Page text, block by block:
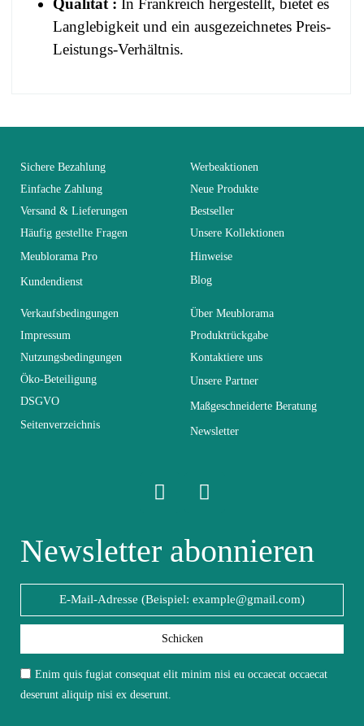
Langlebigkeit und ein ausgezeichnetes Preis-
Leistungs-Verhältnis.
Alter Erwachsener
Kollektion TRIGO
Farben Weiß
Lieferzeiten (Anz.
Tage)
7
Abmessungen 118x39x58
Elektrisch Nicht elektrisch
Vorstellungsgespräch
mit einem feuchten
Mikrofasertuch
Fest Nicht fixiert
You Must Login To Review
Sichere Bezahlung
Einfache Zahlung
Versand & Lieferungen
Häufig gestellte Fragen
Meublorama Pro
Kundendienst
Werbeaktionen
Neue Produkte
Bestseller
Unsere Kollektionen
Hinweise
Blog
Verkaufsbedingungen
Impressum
Nutzungsbedingungen
Öko-Beteiligung
DSGVO
Seitenverzeichnis
Über Meublorama
Produktrückgabe
Kontaktiere uns
Unsere Partner
Maßgeschneiderte Beratung
Newsletter
Newsletter abonnieren
Schicken
Enim quis fugiat consequat elit minim nisi eu occaecat occaecat
deserunt aliquip nisi ex deserunt.